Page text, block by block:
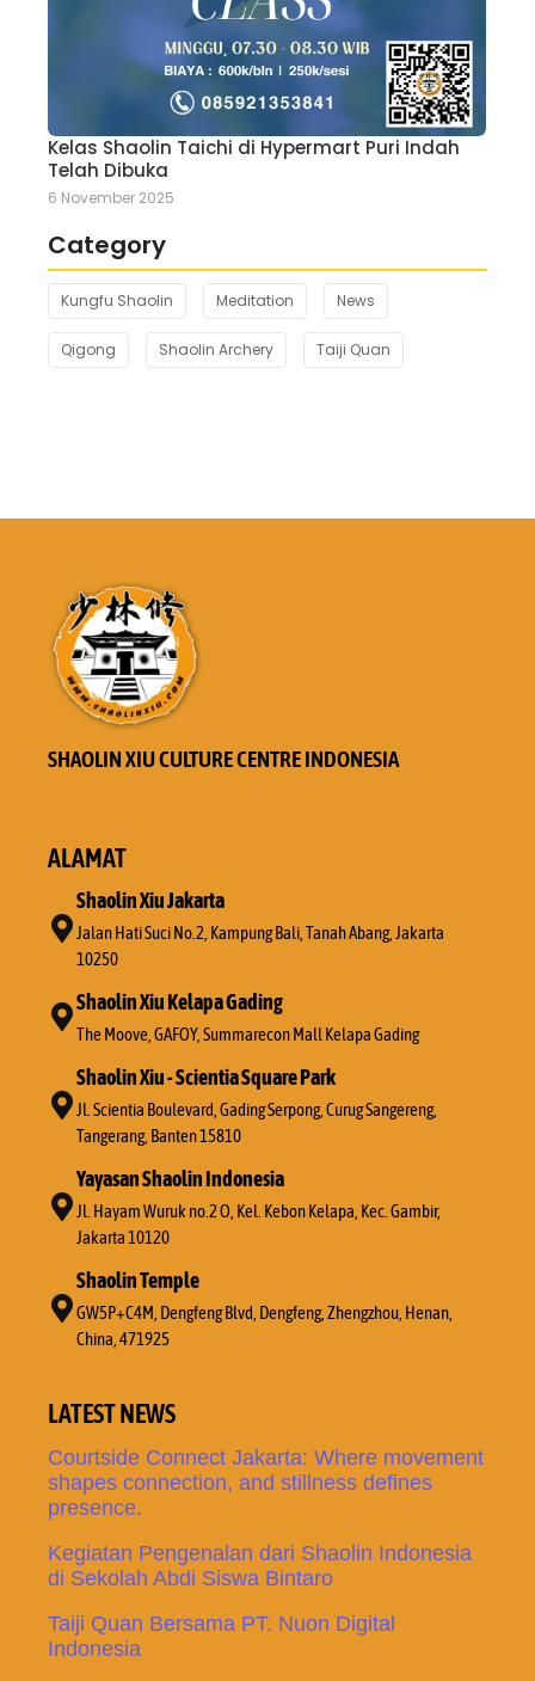
Kelas Shaolin Taichi di Hypermart Puri Indah
Telah Dibuka
6 November 2025
Category
Kungfu Shaolin Meditation News
Qigong Shaolin Archery Taiji Quan
SHAOLIN XIU CULTURE CENTRE INDONESIA
ALAMAT
Shaolin Xiu Jakarta
Jalan Hati Suci No.2, Kampung Bali, Tanah Abang, Jakarta
10250
Shaolin Xiu Kelapa Gading
The Moove, GAFOY, Summarecon Mall Kelapa Gading
Shaolin Xiu - Scientia Square Park
Jl. Scientia Boulevard, Gading Serpong, Curug Sangereng,
Tangerang, Banten 15810
Yayasan Shaolin Indonesia
Jl. Hayam Wuruk no.2 O, Kel. Kebon Kelapa, Kec. Gambir,
Jakarta 10120
Shaolin Temple
GW5P+C4M, Dengfeng Blvd, Dengfeng, Zhengzhou, Henan,
China, 471925
LATEST NEWS
Courtside Connect Jakarta: Where movement
shapes connection, and stillness defines
presence.
Kegiatan Pengenalan dari Shaolin Indonesia
di Sekolah Abdi Siswa Bintaro
Taiji Quan Bersama PT. Nuon Digital
Indonesia